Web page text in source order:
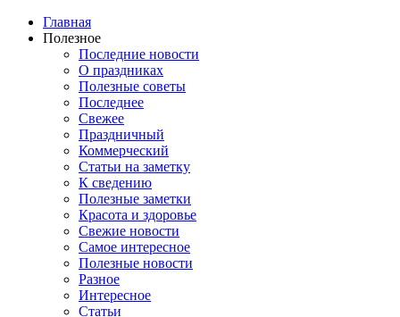
Главная
Полезное
Последние новости
О праздниках
Полезные советы
Последнее
Свежее
Праздничный
Коммерческий
Статьи на заметку
К сведению
Полезные заметки
Красота и здоровье
Свежие новости
Самое интересное
Полезные новости
Разное
Интересное
Статьи